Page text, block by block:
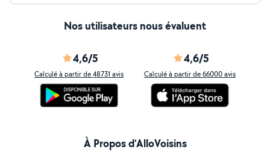
Nos utilisateurs nous évaluent
4,6/5
Calculé à partir de 48731 avis
4,6/5
Calculé à partir de 66000 avis
À Propos d’AlloVoisins